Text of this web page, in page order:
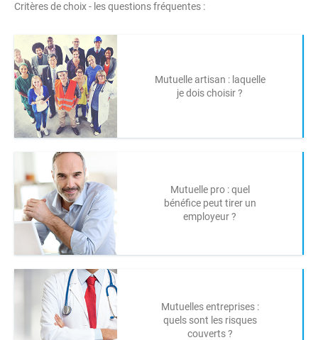
Critères de choix - les questions fréquentes :
Mutuelle artisan : laquelle
je dois choisir ?
Mutuelle pro : quel
bénéfice peut tirer un
employeur ?
Mutuelles entreprises :
quels sont les risques
couverts ?